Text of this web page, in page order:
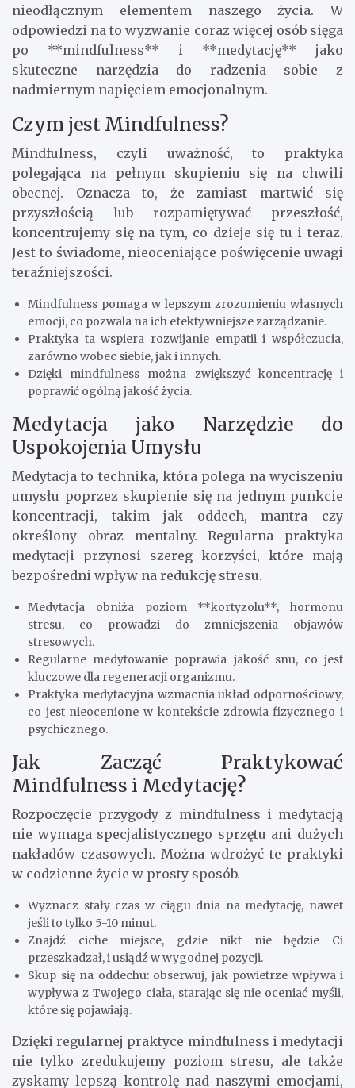
nieodłącznym elementem naszego życia. W
odpowiedzi na to wyzwanie coraz więcej osób sięga
po **mindfulness** i **medytację** jako
skuteczne narzędzia do radzenia sobie z
nadmiernym napięciem emocjonalnym.
Czym jest Mindfulness?
Mindfulness, czyli uważność, to praktyka
polegająca na pełnym skupieniu się na chwili
obecnej. Oznacza to, że zamiast martwić się
przyszłością lub rozpamiętywać przeszłość,
koncentrujemy się na tym, co dzieje się tu i teraz.
Jest to świadome, nieoceniające poświęcenie uwagi
teraźniejszości.
Mindfulness pomaga w lepszym zrozumieniu własnych
emocji, co pozwala na ich efektywniejsze zarządzanie.
Praktyka ta wspiera rozwijanie empatii i współczucia,
zarówno wobec siebie, jak i innych.
Dzięki mindfulness można zwiększyć koncentrację i
poprawić ogólną jakość życia.
Medytacja jako Narzędzie do
Uspokojenia Umysłu
Medytacja to technika, która polega na wyciszeniu
umysłu poprzez skupienie się na jednym punkcie
koncentracji, takim jak oddech, mantra czy
określony obraz mentalny. Regularna praktyka
medytacji przynosi szereg korzyści, które mają
bezpośredni wpływ na redukcję stresu.
Medytacja obniża poziom **kortyzolu**, hormonu
stresu, co prowadzi do zmniejszenia objawów
stresowych.
Regularne medytowanie poprawia jakość snu, co jest
kluczowe dla regeneracji organizmu.
Praktyka medytacyjna wzmacnia układ odpornościowy,
co jest nieocenione w kontekście zdrowia fizycznego i
psychicznego.
Jak Zacząć Praktykować
Mindfulness i Medytację?
Rozpoczęcie przygody z mindfulness i medytacją
nie wymaga specjalistycznego sprzętu ani dużych
nakładów czasowych. Można wdrożyć te praktyki
w codzienne życie w prosty sposób.
Wyznacz stały czas w ciągu dnia na medytację, nawet
jeśli to tylko 5-10 minut.
Znajdź ciche miejsce, gdzie nikt nie będzie Ci
przeszkadzał, i usiądź w wygodnej pozycji.
Skup się na oddechu: obserwuj, jak powietrze wpływa i
wypływa z Twojego ciała, starając się nie oceniać myśli,
które się pojawiają.
Dzięki regularnej praktyce mindfulness i medytacji
nie tylko zredukujemy poziom stresu, ale także
zyskamy lepszą kontrolę nad naszymi emocjami,